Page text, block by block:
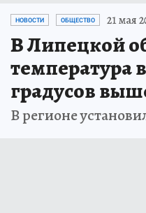
НОВОСТИ ОБЩЕСТВО 21 мая
В Липецкой
температура
градусов
В регионе